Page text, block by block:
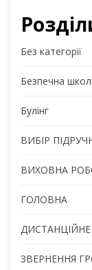
Без категорії
Безпечна
Булінг
ВИБІР
ВИХОВНА
ГОЛОВНА
ЗВЕРНЕННЯ